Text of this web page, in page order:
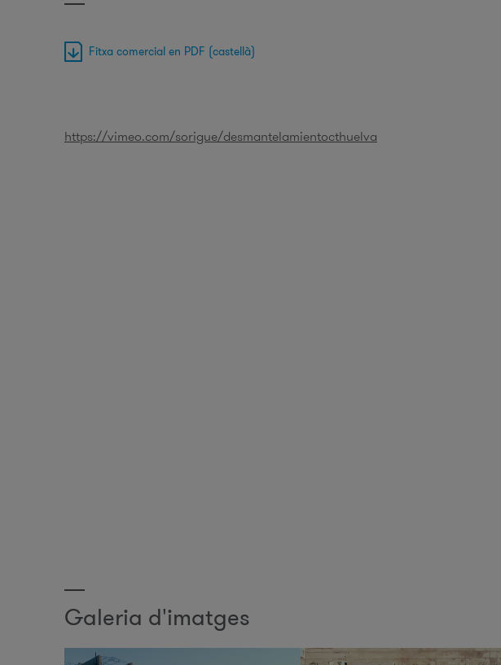
Fitxa comercial en PDF (castellà)
https://vimeo.com/sorigue/desmantelamientocthuelva
Galeria d'imatges